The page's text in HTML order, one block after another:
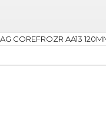
COREFROZR AA13